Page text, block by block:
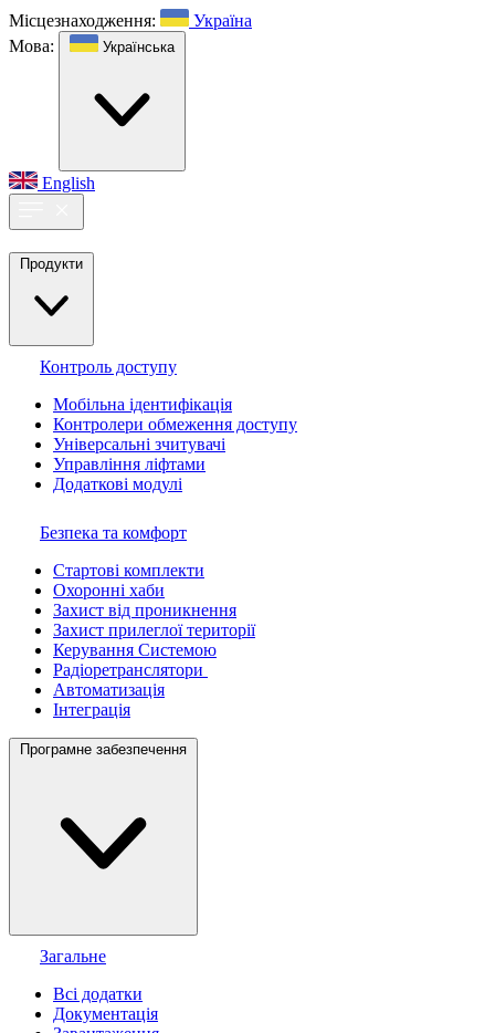
Місцезнаходження:
Україна
Мова:
Українська
English
Продукти
Контроль доступу
Мобільна ідентифікація
Контролери обмеження доступу
Універсальні зчитувачі
Управління ліфтами
Додаткові модулі
Безпека та комфорт
Стартові комплекти
Охоронні хаби
Захист від проникнення
Захист прилеглої території
Керування Системою
Радіоретранслятори
Автоматизація
Інтеграція
Програмне забезпечення
Загальне
Всі додатки
Документація